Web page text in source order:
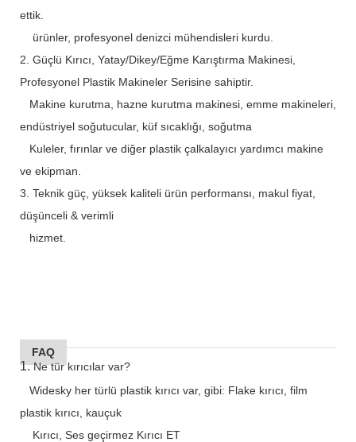
ettik.
ürünler, profesyonel denizci mühendisleri kurdu.
2. Güçlü Kırıcı, Yatay/Dikey/Eğme Karıştırma Makinesi,
Profesyonel Plastik Makineler Serisine sahiptir.
Makine kurutma, hazne kurutma makinesi, emme makineleri,
endüstriyel soğutucular, küf sıcaklığı, soğutma
Kuleler, fırınlar ve diğer plastik çalkalayıcı yardımcı makine
ve ekipman.
3. Teknik güç, yüksek kaliteli ürün performansı, makul fiyat,
düşünceli & verimli
hizmet.
FAQ
1.Ne tür kırıcılar var?
Widesky her türlü plastik kırıcı var, gibi: Flake kırıcı, film
plastik kırıcı, kauçuk
Kırıcı, Ses geçirmez Kırıcı ET